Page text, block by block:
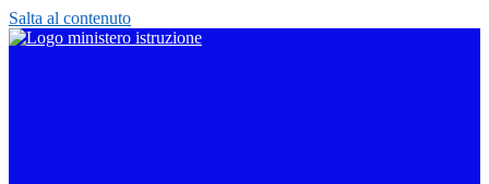
Salta al contenuto